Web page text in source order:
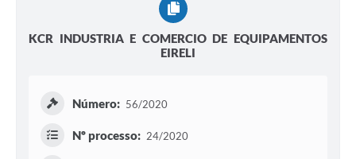
KCR INDUSTRIA E COMERCIO DE EQUIPAMENTOS
EIRELI
Número: 56/2020
Nº processo: 24/2020